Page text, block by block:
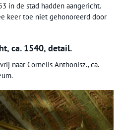
in de stad hadden aangericht.
keer toe niet gehonoreerd door
ca. 1540, detail.
naar Cornelis Anthonisz., ca.